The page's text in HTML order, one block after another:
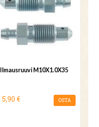
Ilmausruuvi M10X1.0X35
5,90 € OSTA